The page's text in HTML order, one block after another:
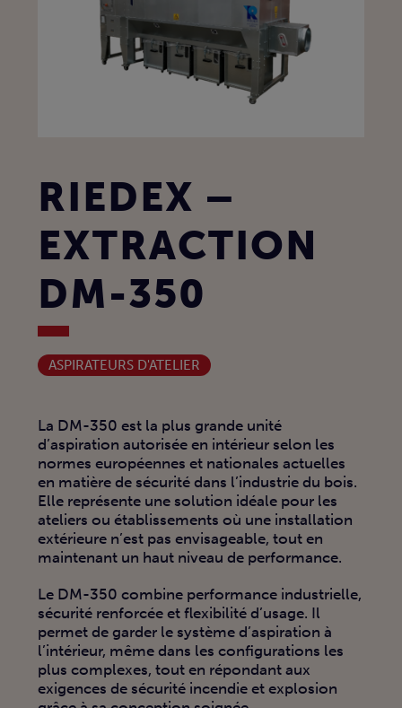
RIEDEX –
EXTRACTION
DM-350
ASPIRATEURS D'ATELIER
La DM-350 est la plus grande unité
d’aspiration autorisée en intérieur selon les
normes européennes et nationales actuelles
en matière de sécurité dans l’industrie du bois.
Elle représente une solution idéale pour les
ateliers ou établissements où une installation
extérieure n’est pas envisageable, tout en
maintenant un haut niveau de performance.
Le DM-350 combine performance industrielle,
sécurité renforcée et flexibilité d’usage. Il
permet de garder le système d’aspiration à
l’intérieur, même dans les configurations les
plus complexes, tout en répondant aux
exigences de sécurité incendie et explosion